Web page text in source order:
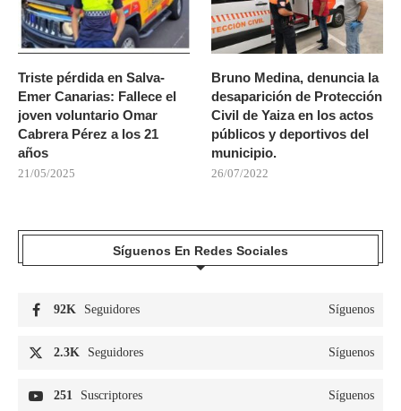
Triste pérdida en Salva-
Emer Canarias: Fallece el
joven voluntario Omar
Cabrera Pérez a los 21
años
21/05/2025
Bruno Medina, denuncia la
desaparición de Protección
Civil de Yaiza en los actos
públicos y deportivos del
municipio.
26/07/2022
Síguenos En Redes Sociales
92K Seguidores Síguenos
2.3K Seguidores Síguenos
251 Suscriptores Síguenos